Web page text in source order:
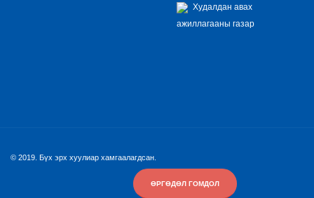
ӨРГӨДӨЛ ГОМДОЛ
Худалдан авах
ажиллагааны газар
© 2019. Бүх эрх хуулиар хамгаалагдсан.